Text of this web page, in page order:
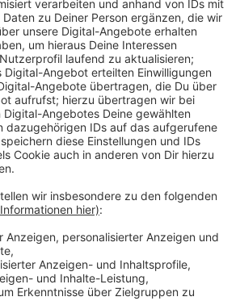
Zusammenhalt und soziales
heute wichtiger denn je. Es gibt so
Projekte, die einen echten
Kinder und Jugendliche
die Umsetzung an den
die nicht vorhanden sind. Bei der
große Danke!“ wollen wir deshalb
Aktion Lichtblicke eure Pläne mit
unterstützen.